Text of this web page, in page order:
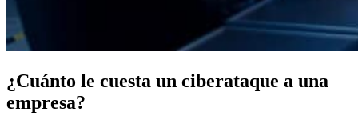
¿Cuánto le cuesta un ciberataque a una
empresa?